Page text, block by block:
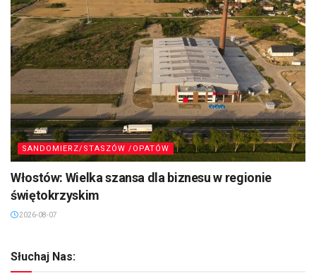
SANDOMIERZ/STASZÓW /OPATÓW
Włostów: Wielka szansa dla biznesu w regionie
świętokrzyskim
2026-08-07
Słuchaj Nas: